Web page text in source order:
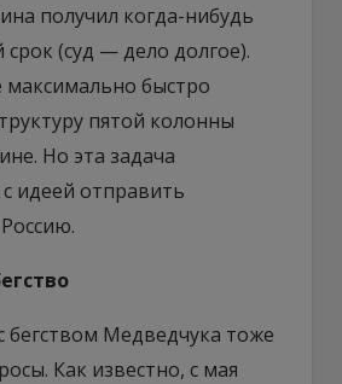
получил когда-нибудь
(суд — дело долгое).
максимально быстро
пятой колонны
Но эта задача
идеей отправить
бегством Медведчука тоже
Как известно, с мая